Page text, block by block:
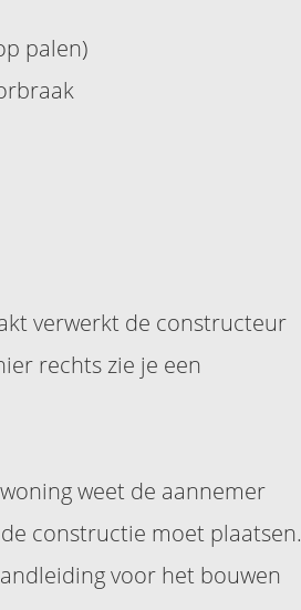
palen)
verwerkt de constructeur
rechts zie je een
weet de aannemer
constructie moet plaatsen.
voor het bouwen